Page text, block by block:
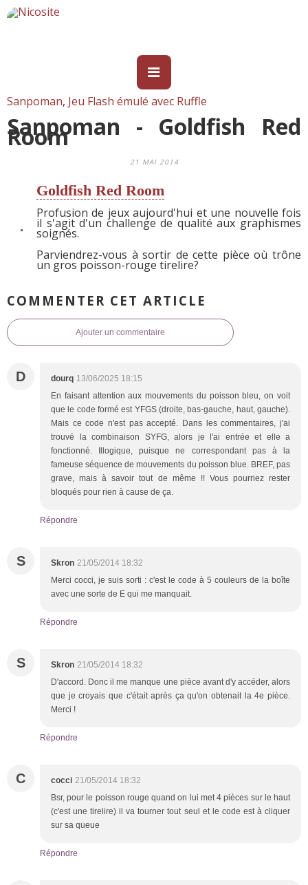
Sanpoman, Jeu Flash émulé avec Ruffle
Sanpoman - Goldfish Red
Room
21 MAI 2014
Goldfish Red Room
Profusion de jeux aujourd'hui et une nouvelle fois
il s'agit d'un challenge de qualité aux graphismes
soignés.
Parviendrez-vous à sortir de cette pièce où trône
un gros poisson-rouge tirelire?
COMMENTER CET ARTICLE
Ajouter un commentaire
D dourq 13/06/2025 18:15
En faisant attention aux mouvements du poisson bleu, on voit
que le code formé est YFGS (droite, bas-gauche, haut, gauche).
Mais ce code n'est pas accepté. Dans les commentaires, j'ai
trouvé la combinaison SYFG, alors je l'ai entrée et elle a
fonctionné. Illogique, puisque ne correspondant pas à la
fameuse séquence de mouvements du poisson blue. BREF, pas
grave, mais à savoir tout de même !! Vous pourriez rester
bloqués pour rien à cause de ça.
Répondre
S Skron 21/05/2014 18:32
Merci cocci, je suis sorti : c'est le code à 5 couleurs de la boîte
avec une sorte de E qui me manquait.
Répondre
S Skron 21/05/2014 18:32
D'accord. Donc il me manque une pièce avant d'y accéder, alors
que je croyais que c'était après ça qu'on obtenait la 4e pièce.
Merci !
Répondre
C cocci 21/05/2014 18:32
Bsr, pour le poisson rouge quand on lui met 4 pièces sur le haut
(c'est une tirelire) il va tourner tout seul et le code est à cliquer
sur sa queue
Répondre